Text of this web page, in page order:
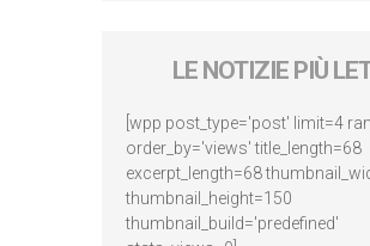
LE NOTIZIE PIÙ
[wpp post_type='post' limit=4
order_by='views' title_length=68
excerpt_length=68
thumbnail_height=150
thumbnail_build='predefined'